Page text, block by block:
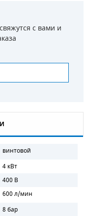
с вами и
винтовой
4 кВт
400 В
600 л/мин
8 бар